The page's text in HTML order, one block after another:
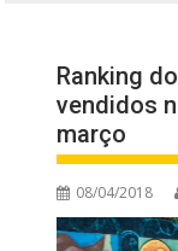
Ranking
vendidos
março
08/04/2018